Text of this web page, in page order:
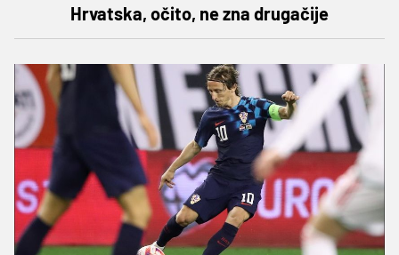
Hrvatska, očito, ne zna drugačije